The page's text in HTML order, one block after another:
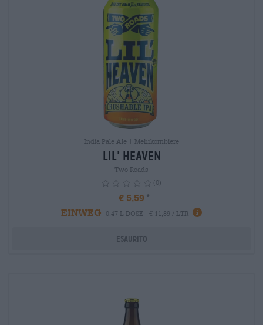
India Pale Ale | Mehrkornbiere
Lil’ Heaven
Two Roads
(0)
€ 5,59
EINWEG
0,47 L DOSE - € 11,89 / LTR info
Esaurito